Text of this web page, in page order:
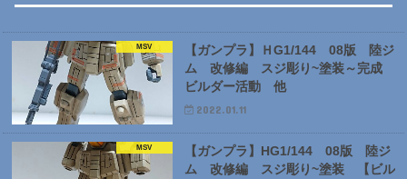
MSV
【ガンプラ】ＨG1/144 08版 陸ジ
ム 改修編 スジ彫り~塗装～完成
ビルダー活動 他
2022.01.11
MSV
【ガンプラ】HG1/144 08版 陸ジ
ム 改修編 スジ彫り~塗装 【ビル